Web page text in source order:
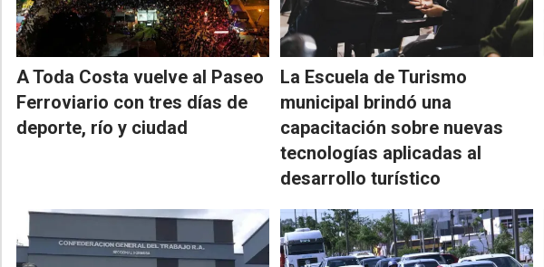
A Toda Costa vuelve al Paseo
Ferroviario con tres días de
deporte, río y ciudad
La Escuela de Turismo
municipal brindó una
capacitación sobre nuevas
tecnologías aplicadas al
desarrollo turístico